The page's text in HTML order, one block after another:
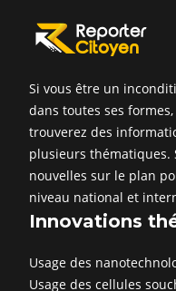
Si vous être un
dans toutes ses
trouverez des
plusieurs thématiques.
nouvelles sur le plan
niveau national et
Innovations
Usage des
Usage des cellules